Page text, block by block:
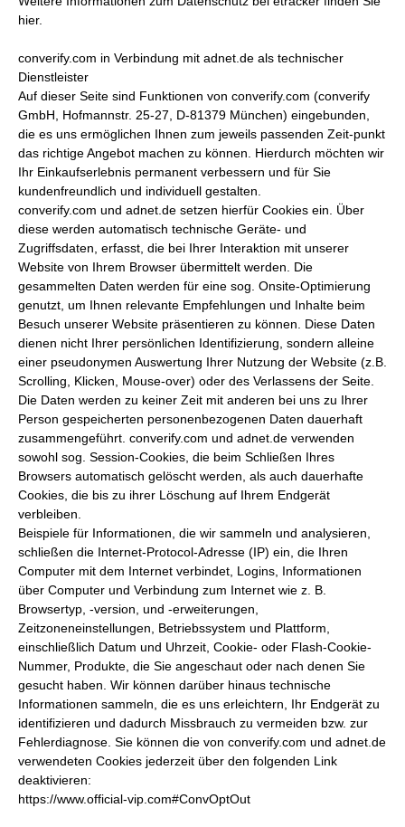
hier.
converify.com in Verbindung mit adnet.de als technischer
Dienstleister
Auf dieser Seite sind Funktionen von converify.com (converify
GmbH, Hofmannstr. 25-27, D-81379 München) eingebunden,
die es uns ermöglichen Ihnen zum jeweils passenden Zeit-punkt
das richtige Angebot machen zu können. Hierdurch möchten wir
Ihr Einkaufserlebnis permanent verbessern und für Sie
kundenfreundlich und individuell gestalten.
converify.com und adnet.de setzen hierfür Cookies ein. Über
diese werden automatisch technische Geräte- und
Zugriffsdaten, erfasst, die bei Ihrer Interaktion mit unserer
Website von Ihrem Browser übermittelt werden. Die
gesammelten Daten werden für eine sog. Onsite-Optimierung
genutzt, um Ihnen relevante Empfehlungen und Inhalte beim
Besuch unserer Website präsentieren zu können. Diese Daten
dienen nicht Ihrer persönlichen Identifizierung, sondern alleine
einer pseudonymen Auswertung Ihrer Nutzung der Website (z.B.
Scrolling, Klicken, Mouse-over) oder des Verlassens der Seite.
Die Daten werden zu keiner Zeit mit anderen bei uns zu Ihrer
Person gespeicherten personenbezogenen Daten dauerhaft
zusammengeführt. converify.com und adnet.de verwenden
sowohl sog. Session-Cookies, die beim Schließen Ihres
Browsers automatisch gelöscht werden, als auch dauerhafte
Cookies, die bis zu ihrer Löschung auf Ihrem Endgerät
verbleiben.
Beispiele für Informationen, die wir sammeln und analysieren,
schließen die Internet-Protocol-Adresse (IP) ein, die Ihren
Computer mit dem Internet verbindet, Logins, Informationen
über Computer und Verbindung zum Internet wie z. B.
Browsertyp, -version, und -erweiterungen,
Zeitzoneneinstellungen, Betriebssystem und Plattform,
einschließlich Datum und Uhrzeit, Cookie- oder Flash-Cookie-
Nummer, Produkte, die Sie angeschaut oder nach denen Sie
gesucht haben. Wir können darüber hinaus technische
Informationen sammeln, die es uns erleichtern, Ihr Endgerät zu
identifizieren und dadurch Missbrauch zu vermeiden bzw. zur
Fehlerdiagnose. Sie können die von converify.com und adnet.de
verwendeten Cookies jederzeit über den folgenden Link
deaktivieren:
https://www.official-vip.com#ConvOptOut